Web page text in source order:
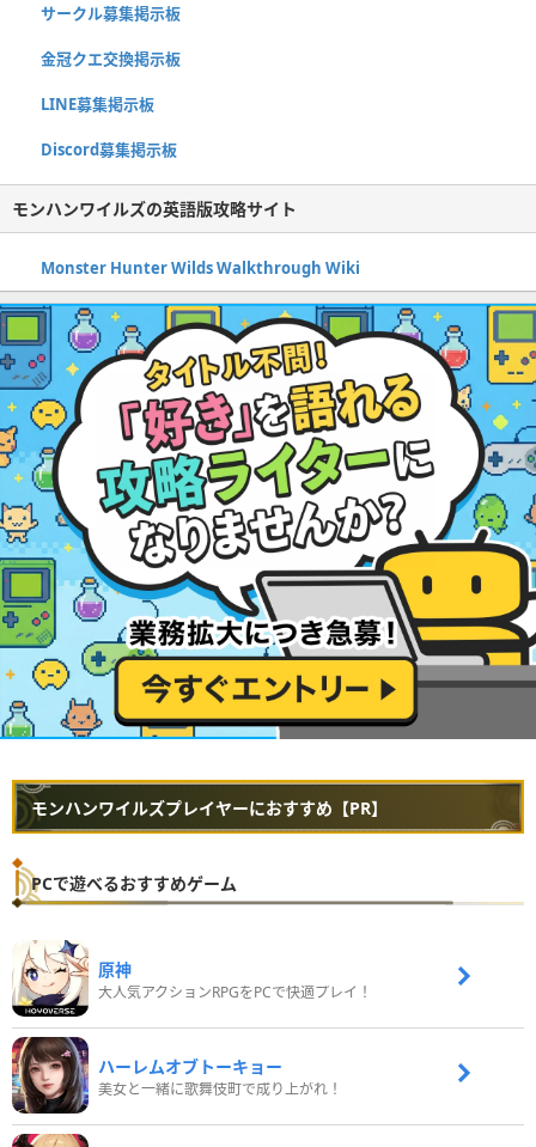
サークル募集掲示板
金冠クエ交換掲示板
LINE募集掲示板
Discord募集掲示板
モンハンワイルズの英語版攻略サイト
Monster Hunter Wilds Walkthrough Wiki
モンハンワイルズプレイヤーにおすすめ【PR】
PCで遊べるおすすめゲーム
原神
大人気アクションRPGをPCで快適プレイ！
ハーレムオブトーキョー
美女と一緒に歌舞伎町で成り上がれ！